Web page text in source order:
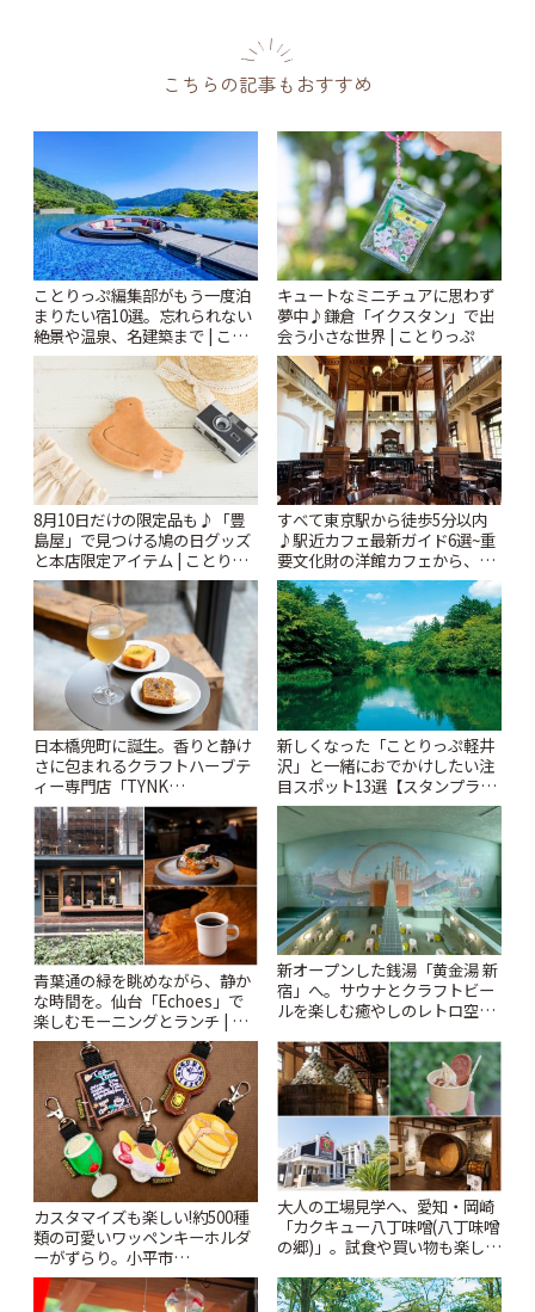
こちらの記事もおすすめ
ことりっぷ編集部がもう一度泊
まりたい宿10選。忘れられない
絶景や温泉、名建築まで | こと
りっぷ
キュートなミニチュアに思わず
夢中♪鎌倉「イクスタン」で出
会う小さな世界 | ことりっぷ
8月10日だけの限定品も♪「豊
島屋」で見つける鳩の日グッズ
と本店限定アイテム | ことりっ
ぷ
すべて東京駅から徒歩5分以内
♪駅近カフェ最新ガイド6選~重
要文化財の洋館カフェから、改
札すぐのレトロ喫茶まで~ | こと
りっぷ
日本橋兜町に誕生。香りと静け
さに包まれるクラフトハーブテ
ィー専門店「TYNK
Kabutocho」 | ことりっぷ
新しくなった「ことりっぷ軽井
沢」と一緒におでかけしたい注
目スポット13選【スタンプラリ
ー開催中】 | ことりっぷ
青葉通の緑を眺めながら、静か
な時間を。仙台「Echoes」で
楽しむモーニングとランチ | こ
とりっぷ
新オープンした銭湯「黄金湯 新
宿」へ。サウナとクラフトビー
ルを楽しむ癒やしのレトロ空間
カスタマイズも楽しい!約500種
類の可愛いワッペンキーホルダ
ーがずらり。小平市
「Kimamaya T&K」 | ことりっ
ぷ
大人の工場見学へ、愛知・岡崎
「カクキュー八丁味噌(八丁味噌
の郷)」。試食や買い物も楽しみ